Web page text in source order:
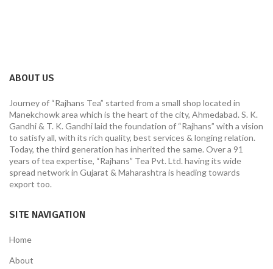
ABOUT US
Journey of “Rajhans Tea” started from a small shop located in
Manekchowk area which is the heart of the city, Ahmedabad. S. K.
Gandhi & T. K. Gandhi laid the foundation of “Rajhans” with a vision
to satisfy all, with its rich quality, best services & longing relation.
Today, the third generation has inherited the same. Over a 91
years of tea expertise, “Rajhans” Tea Pvt. Ltd. having its wide
spread network in Gujarat & Maharashtra is heading towards
export too.
SITE NAVIGATION
Home
About